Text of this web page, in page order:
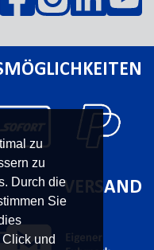
zu
zu
Durch die
Sie
und
VERSAND